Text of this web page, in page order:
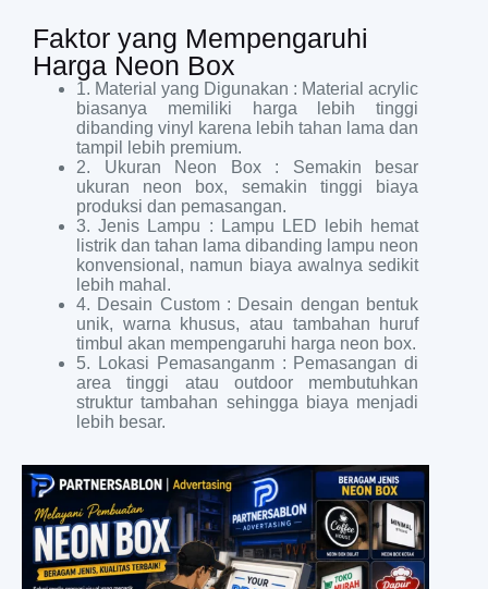
Faktor yang Mempengaruhi
Harga Neon Box
1. Material yang Digunakan : Material acrylic
biasanya memiliki harga lebih tinggi
dibanding vinyl karena lebih tahan lama dan
tampil lebih premium.
2. Ukuran Neon Box : Semakin besar
ukuran neon box, semakin tinggi biaya
produksi dan pemasangan.
3. Jenis Lampu : Lampu LED lebih hemat
listrik dan tahan lama dibanding lampu neon
konvensional, namun biaya awalnya sedikit
lebih mahal.
4. Desain Custom : Desain dengan bentuk
unik, warna khusus, atau tambahan huruf
timbul akan mempengaruhi harga neon box.
5. Lokasi Pemasanganm : Pemasangan di
area tinggi atau outdoor membutuhkan
struktur tambahan sehingga biaya menjadi
lebih besar.